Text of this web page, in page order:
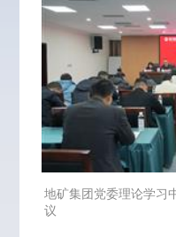
地矿集团党委理论学习
议